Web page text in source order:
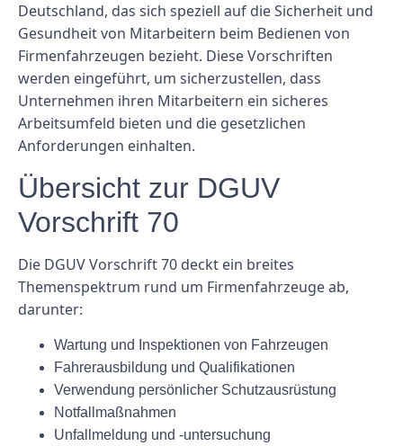
Deutschland, das sich speziell auf die Sicherheit und
Gesundheit von Mitarbeitern beim Bedienen von
Firmenfahrzeugen bezieht. Diese Vorschriften
werden eingeführt, um sicherzustellen, dass
Unternehmen ihren Mitarbeitern ein sicheres
Arbeitsumfeld bieten und die gesetzlichen
Anforderungen einhalten.
Übersicht zur DGUV
Vorschrift 70
Die DGUV Vorschrift 70 deckt ein breites
Themenspektrum rund um Firmenfahrzeuge ab,
darunter:
Wartung und Inspektionen von Fahrzeugen
Fahrerausbildung und Qualifikationen
Verwendung persönlicher Schutzausrüstung
Notfallmaßnahmen
Unfallmeldung und -untersuchung